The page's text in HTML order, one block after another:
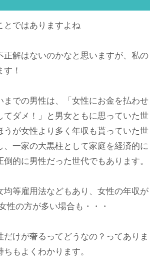
とではありますよね
正解はないのかなと思いますが、私の
！
までの男性は、「女性にお金を払わせ
てダメ！」と男女ともに思っていた世
うが女性より多く年収も貰っていた世
、一家の大黒柱として家庭を経済的に
的に男性だった世代でもあります。
均等雇用法などもあり、女性の年収が
性の方が多い場合も・・・
だけが奢るってどうなの？ってありま
もよくわかります。